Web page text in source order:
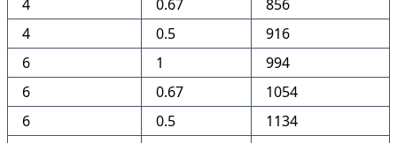
4
0.67
856
4
0.5
916
6
1
994
6
0.67
1054
6
0.5
1134